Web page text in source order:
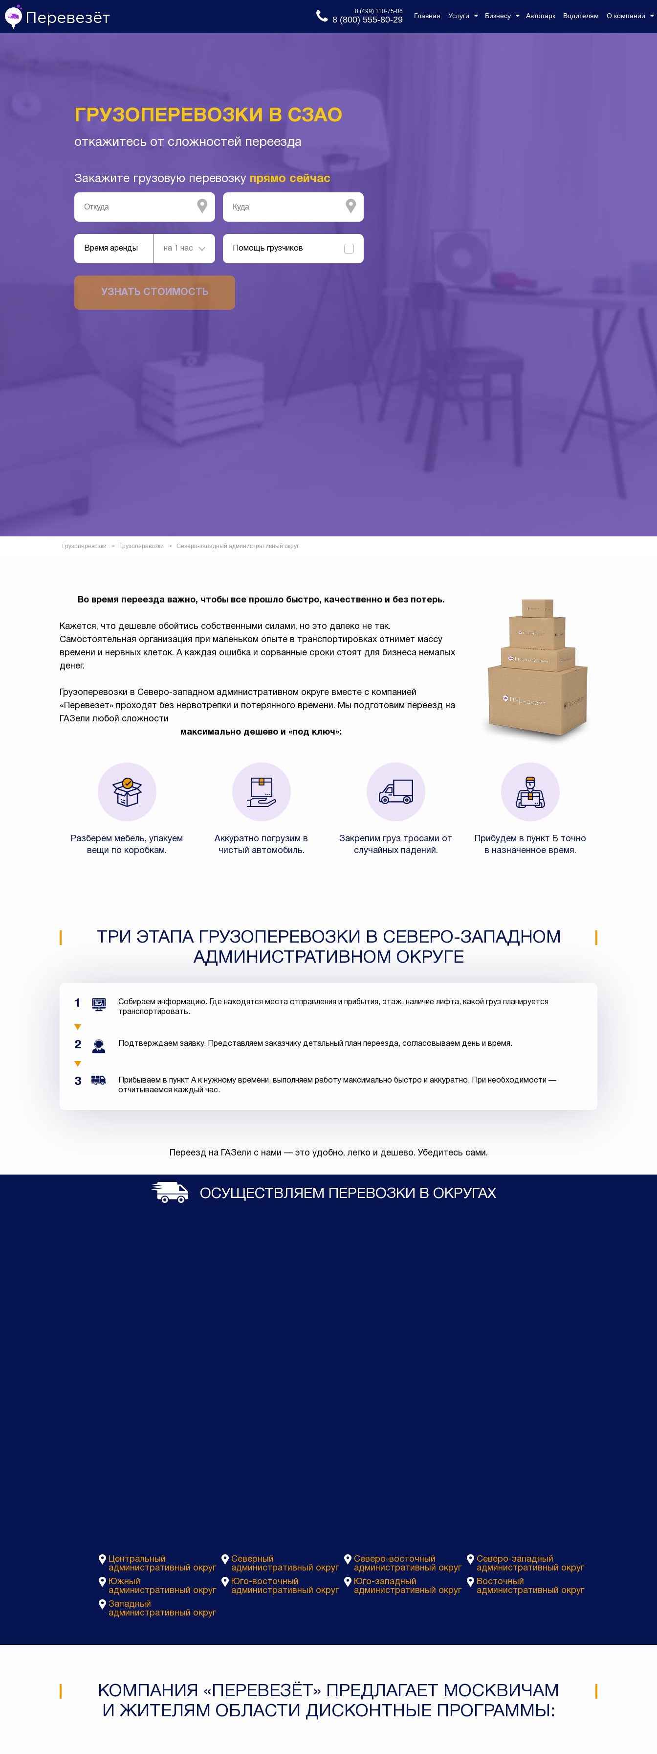
Перевезёт
8 (499) 110-75-06
8 (800) 555-80-29 Главная Услуги Бизнесу Автопарк Водителям О компании
ГРУЗОПЕРЕВОЗКИ В СЗАО
откажитесь от сложностей переезда
Закажите грузовую перевозку прямо сейчас
Время аренды на 1 час Помощь грузчиков
УЗНАТЬ СТОИМОСТЬ
Грузоперевозки Грузоперевозки Северо-западный административный округ
Во время переезда важно, чтобы все прошло быстро, качественно и без потерь.
Кажется, что дешевле обойтись собственными силами, но это далеко не так.
Самостоятельная организация при маленьком опыте в транспортировках отнимет массу
времени и нервных клеток. А каждая ошибка и сорванные сроки стоят для бизнеса немалых
денег.
Грузоперевозки в Северо-западном административном округе вместе с компанией
«Перевезет» проходят без нервотрепки и потерянного времени. Мы подготовим переезд на
ГАЗели любой сложности
максимально дешево и «под ключ»:
Разберем мебель, упакуем
вещи по коробкам.
Аккуратно погрузим в
чистый автомобиль.
Закрепим груз тросами от
случайных падений.
Прибудем в пункт Б точно
в назначенное время.
ТРИ ЭТАПА ГРУЗОПЕРЕВОЗКИ В СЕВЕРО-ЗАПАДНОМ
АДМИНИСТРАТИВНОМ ОКРУГЕ
1
Собираем информацию. Где находятся места отправления и прибытия, этаж, наличие лифта, какой груз планируется
транспортировать.
2 Подтверждаем заявку. Представляем заказчику детальный план переезда, согласовываем день и время.
3
Прибываем в пункт А к нужному времени, выполняем работу максимально быстро и аккуратно. При необходимости —
отчитываемся каждый час.
Переезд на ГАЗели с нами — это удобно, легко и дешево. Убедитесь сами.
ОСУЩЕСТВЛЯЕМ ПЕРЕВОЗКИ В ОКРУГАХ
Центральный
административный округ
Северный
административный округ
Северо-восточный
административный округ
Северо-западный
административный округ
Южный
административный округ
Юго-восточный
административный округ
Юго-западный
административный округ
Восточный
административный округ
Западный
административный округ
КОМПАНИЯ «ПЕРЕВЕЗЁТ» ПРЕДЛАГАЕТ МОСКВИЧАМ
И ЖИТЕЛЯМ ОБЛАСТИ ДИСКОНТНЫЕ ПРОГРАММЫ: